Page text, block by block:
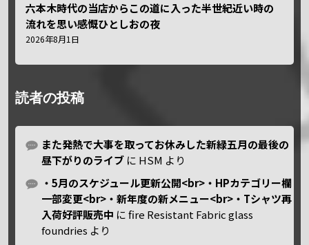
六本木時代の当店からこの道に入った半世紀近い時の
流れを思い感慨ひとしおの夜
2026年8月1日
読者の投稿
また発熱で大事を取ってお休みした新緑五月の最後の
昼下がりのライブ に HSM より
・5月のスケジュール更新公開<br>・HPカテゴリー欄
一部変更<br>・新年度の新メニュー<br>・Tシャツ再
入荷好評販売中 にfire Resistant Fabric glass
foundries より